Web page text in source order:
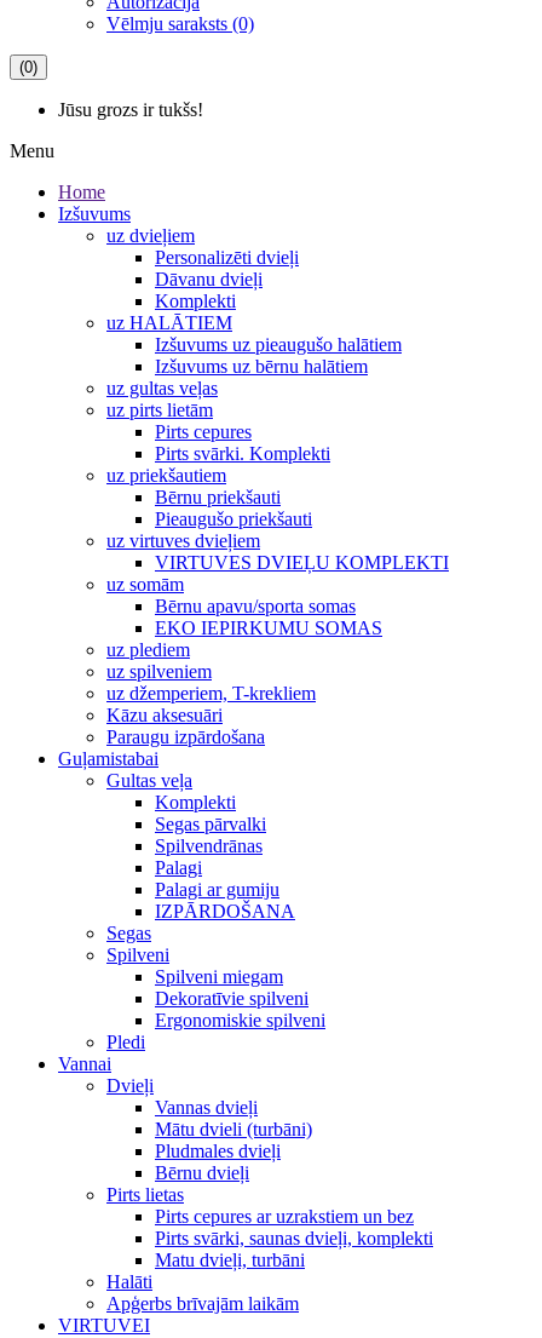
Vēlmju saraksts (0)
(0)
Jūsu grozs ir tukšs!
Menu
Home
Izšuvums
uz dvieļiem
Personalizēti dvieļi
Dāvanu dvieļi
Komplekti
uz HALĀTIEM
Izšuvums uz pieaugušo halātiem
Izšuvums uz bērnu halātiem
uz gultas veļas
uz pirts lietām
Pirts cepures
Pirts svārki. Komplekti
uz priekšautiem
Bērnu priekšauti
Pieaugušo priekšauti
uz virtuves dvieļiem
VIRTUVES DVIEĻU KOMPLEKTI
uz somām
Bērnu apavu/sporta somas
EKO IEPIRKUMU SOMAS
uz plediem
uz spilveniem
uz džemperiem, T-krekliem
Kāzu aksesuāri
Paraugu izpārdošana
Guļamistabai
Gultas veļa
Komplekti
Segas pārvalki
Spilvendrānas
Palagi
Palagi ar gumiju
IZPĀRDOŠANA
Segas
Spilveni
Spilveni miegam
Dekoratīvie spilveni
Ergonomiskie spilveni
Pledi
Vannai
Dvieļi
Vannas dvieļi
Mātu dvieli (turbāni)
Pludmales dvieļi
Bērnu dvieļi
Pirts lietas
Pirts cepures ar uzrakstiem un bez
Pirts svārki, saunas dvieļi, komplekti
Matu dvieļi, turbāni
Halāti
Apģerbs brīvajām laikām
VIRTUVEI